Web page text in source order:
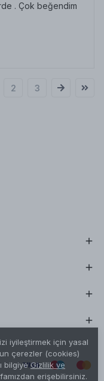
iyileştirmek için yasal
çerezler (cookies)
bilgiyeGizlilik ve
erişebilirsiniz.
. Çok beğendim
2 3